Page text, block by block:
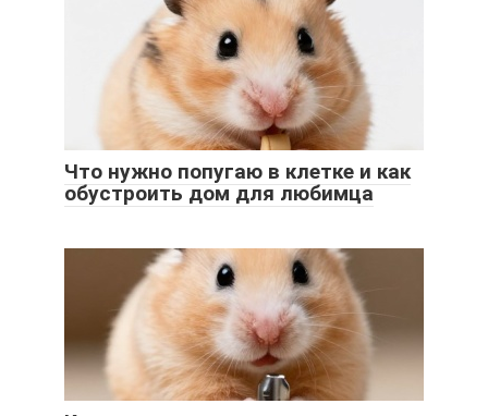
Что нужно попугаю в клетке и как
обустроить дом для любимца